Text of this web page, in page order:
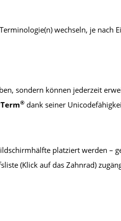
wechseln, je nach
sondern können jederzeit
® dank seiner
platziert werden –
(Klick auf das Zahnrad)